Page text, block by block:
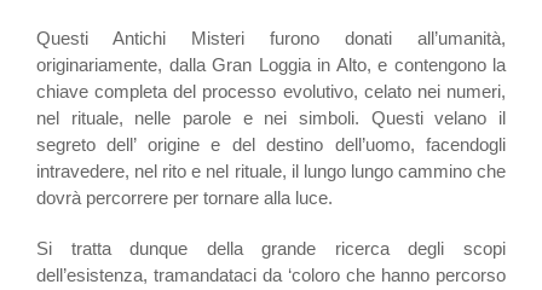
Questi Antichi Misteri furono donati all’umanità,
originariamente, dalla Gran Loggia in Alto, e contengono la
chiave completa del processo evolutivo, celato nei numeri,
nel rituale, nelle parole e nei simboli. Questi velano il
segreto dell’ origine e del destino dell’uomo, facendogli
intravedere, nel rito e nel rituale, il lungo lungo cammino che
dovrà percorrere per tornare alla luce.
Si tratta dunque della grande ricerca degli scopi
dell’esistenza, tramandataci da ‘coloro che hanno percorso